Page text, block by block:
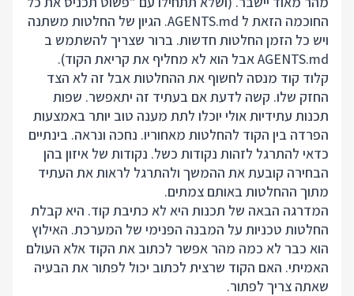
החוכמה הזאת ל AGENTS.md. הגיון של החלטות משתנה
ויש כל הזמן החלטות חדשות. ברור שצריך להשתמש ב
AGENTS.md אבל הוא לא מחליף את קריאת הקוד).
קלוד קוד מנסה לחשוף את ההחלטות אבל זה לא הצד
החזק שלו. קשה לדעת אם בעתיד זה יתאפשר. שפות
תכנות עתידיות אולי יוכלו לתת מענה טוב יותר באמצעות
הפרדה בין הקוד להחלטות מאחוריו. נחכה ונראה. בינתיים
כדאי להתרגל לזהות נקודות כשל. נקודות של איזון בהן
הבחירה קובעת את ההמשך ולהתרגל לראות את העתיד
מתוך ההחלטות באותם צמתים.
המדרגה הבאה של תכנות היא לא כתיבת קוד. היא קבלת
החלטות טכניות על המבנה הפנימי של המערכת. האילוץ
הוא כבר לא כמה מהר אפשר לכתוב את הקוד אלא העולם
האמיתי. האם הקוד שרצית לכתוב יכול לפתור את הבעיה
שאתה צריך לפתור.